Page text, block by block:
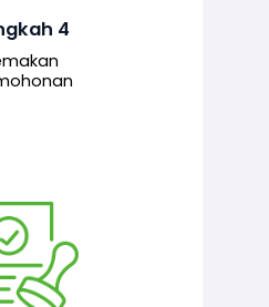
4
pelulus untuk
seterusnya.
menilai permohonan
serta